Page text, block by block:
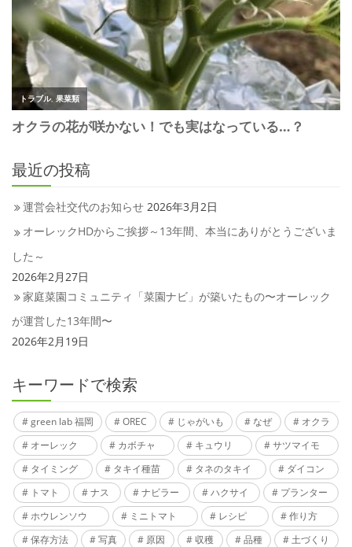
最近の投稿
運営会社交代のお知らせ 2026年3月2日
オーレックHDからご挨拶～13年間、本当にありがとうございま
した～
2026年2月27日
家庭菜園コミュニティ「菜園ナビ」が築いたもの〜オーレック
が運営した13年間〜
2026年2月19日
キーワードで検索
green lab 福岡 OREC じゃがいも なぜ
オクラ
オーレック
カボチャ キュウリ
サツマイモ
タイミング
タキイ種苗 タネのタキイ
ダイコン
トマト
ナス ナビラー ハクサイ
プランター
ホウレンソウ
ミニトマト レシピ
作り方
保存方法
写真 原因 収穫 品種
土づくり